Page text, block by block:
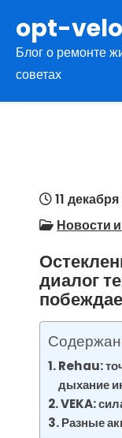
содержимому
opt-
Блог о ремонте
советах
11
Новости
диалог
Rehau:
дыхание
VEKA:
Разные